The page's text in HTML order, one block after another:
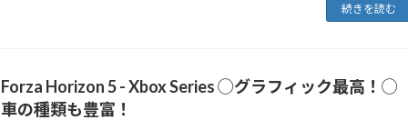
続きを読む
Forza Horizon 5 - Xbox Series ◯グラフィック最高！◯
車の種類も豊富！